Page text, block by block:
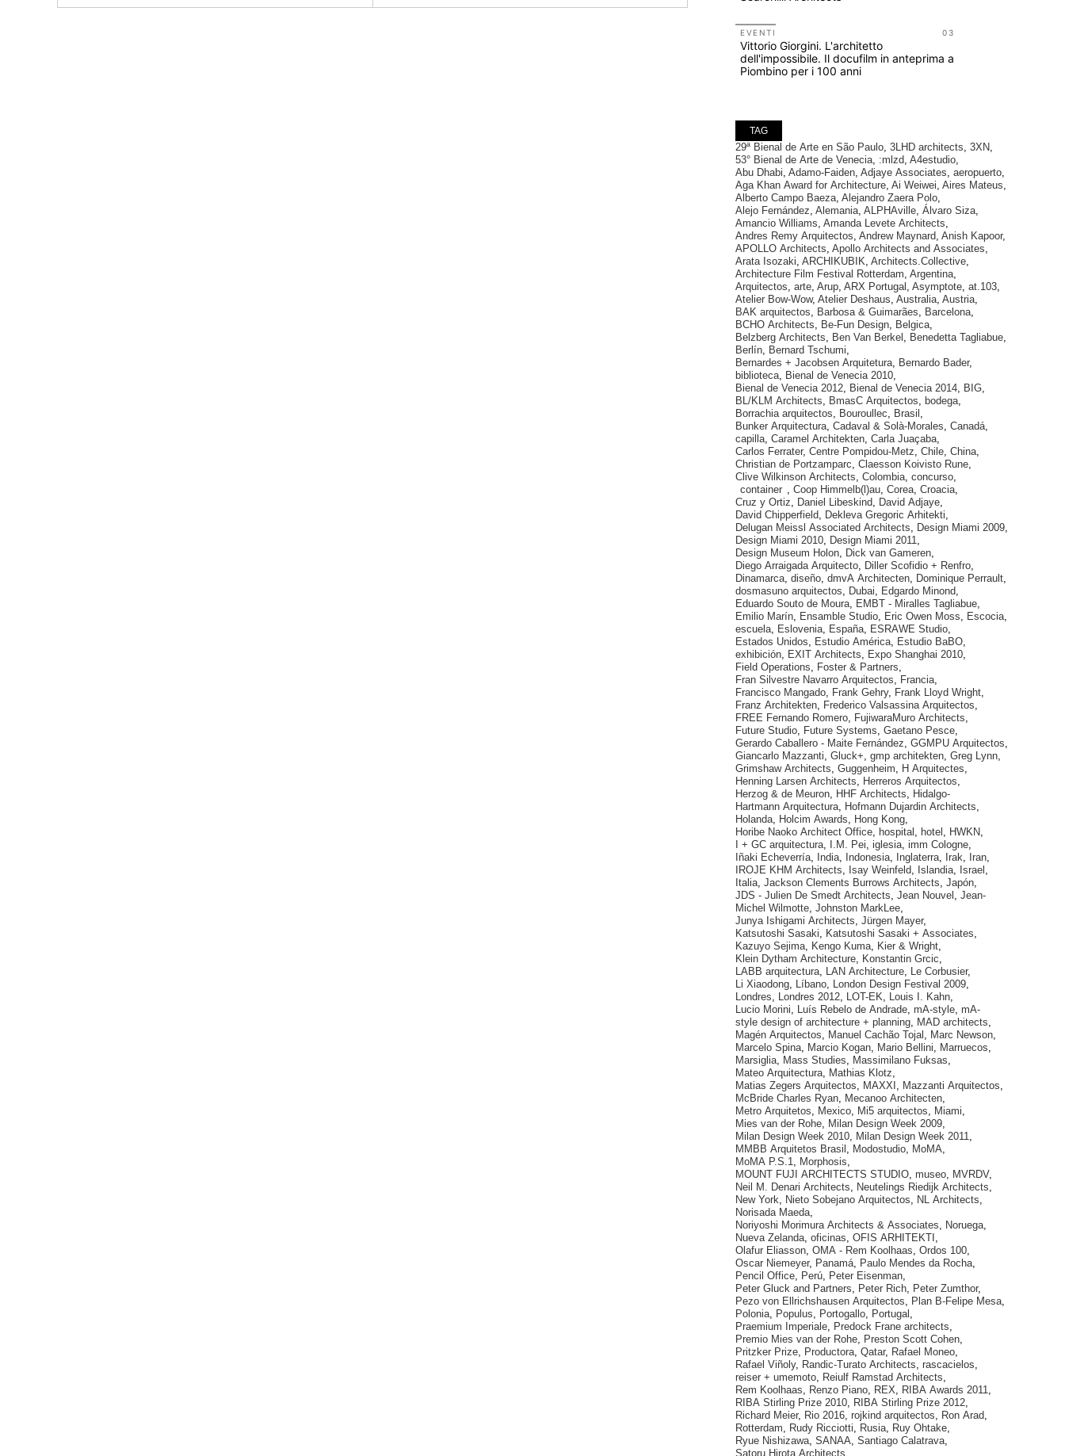
03
EVENTI
Vittorio Giorgini. L'architetto
dell'impossibile. Il docufilm in anteprima a
Piombino per i 100 anni
TAG
29ª Bienal de Arte en São Paulo, 3LHD architects, 3XN,
53° Bienal de Arte de Venecia, :mlzd, A4estudio,
Abu Dhabi, Adamo-Faiden, Adjaye Associates, aeropuerto,
Aga Khan Award for Architecture, Ai Weiwei, Aires Mateus,
Alberto Campo Baeza, Alejandro Zaera Polo,
Alejo Fernández, Alemania, ALPHAville, Álvaro Siza,
Amancio Williams, Amanda Levete Architects,
Andres Remy Arquitectos, Andrew Maynard, Anish Kapoor,
APOLLO Architects, Apollo Architects and Associates,
Arata Isozaki, ARCHIKUBIK, Architects.Collective,
Architecture Film Festival Rotterdam, Argentina,
Arquitectos, arte, Arup, ARX Portugal , Asymptote, at.103,
Atelier Bow-Wow, Atelier Deshaus, Australia, Austria,
BAK arquitectos, Barbosa & Guimarães, Barcelona,
BCHO Architects, Be-Fun Design, Belgica,
Belzberg Architects, Ben Van Berkel , Benedetta Tagliabue,
Berlín, Bernard Tschumi,
Bernardes + Jacobsen Arquitetura, Bernardo Bader,
biblioteca, Bienal de Venecia 2010,
Bienal de Venecia 2012, Bienal de Venecia 2014, BIG,
BL/KLM Architects, BmasC Arquitectos, bodega,
Borrachia arquitectos, Bouroullec, Brasil ,
Bunker Arquitectura, Cadaval & Solà-Morales, Canadá,
capilla, Caramel Architekten, Carla Juaçaba,
Carlos Ferrater, Centre Pompidou-Metz, Chile, China,
Christian de Portzamparc, Claesson Koivisto Rune,
Clive Wilkinson Architects, Colombia, concurso,
container , Coop Himmelb(l)au, Corea, Croacia,
Cruz y Ortiz, Daniel Libeskind, David Adjaye,
David Chipperfield, Dekleva Gregoric Arhitekti,
Delugan Meissl Associated Architects, Design Miami 2009,
Design Miami 2010, Design Miami 2011,
Design Museum Holon, Dick van Gameren,
Diego Arraigada Arquitecto, Diller Scofidio + Renfro,
Dinamarca, diseño, dmvA Architecten, Dominique Perrault,
dosmasuno arquitectos, Dubai, Edgardo Minond,
Eduardo Souto de Moura, EMBT - Miralles Tagliabue,
Emilio Marín, Ensamble Studio, Eric Owen Moss, Escocia,
escuela, Eslovenia, España, ESRAWE Studio,
Estados Unidos, Estudio América, Estudio BaBO,
exhibición, EXIT Architects, Expo Shanghai 2010,
Field Operations, Foster & Partners,
Fran Silvestre Navarro Arquitectos, Francia,
Francisco Mangado, Frank Gehry, Frank Lloyd Wright,
Franz Architekten, Frederico Valsassina Arquitectos,
FREE Fernando Romero, FujiwaraMuro Architects,
Future Studio, Future Systems, Gaetano Pesce,
Gerardo Caballero - Maite Fernández, GGMPU Arquitectos,
Giancarlo Mazzanti, Gluck+, gmp architekten, Greg Lynn,
Grimshaw Architects, Guggenheim, H Arquitectes,
Henning Larsen Architects, Herreros Arquitectos,
Herzog & de Meuron, HHF Architects, Hidalgo-
Hartmann Arquitectura, Hofmann Dujardin Architects,
Holanda, Holcim Awards, Hong Kong,
Horibe Naoko Architect Office, hospital , hotel , HWKN,
I + GC arquitectura, I.M. Pei, iglesia, imm Cologne,
Iñaki Echeverría, India, Indonesia, Inglaterra, Irak, Iran,
IROJE KHM Architects, Isay Weinfeld, Islandia, Israel ,
Italia, Jackson Clements Burrows Architects, Japón,
JDS - Julien De Smedt Architects, Jean Nouvel , Jean-
Michel Wilmotte, Johnston MarkLee,
Junya Ishigami Architects, Jürgen Mayer,
Katsutoshi Sasaki, Katsutoshi Sasaki + Associates,
Kazuyo Sejima, Kengo Kuma, Kier & Wright,
Klein Dytham Architecture, Konstantin Grcic,
LABB arquitectura, LAN Architecture, Le Corbusier,
Li Xiaodong, Líbano, London Design Festival 2009,
Londres, Londres 2012, LOT-EK, Louis I. Kahn,
Lucio Morini, Luís Rebelo de Andrade, mA-style, mA-
style design of architecture + planning, MAD architects,
Magén Arquitectos, Manuel Cachão Tojal , Marc Newson,
Marcelo Spina, Marcio Kogan, Mario Bellini, Marruecos,
Marsiglia, Mass Studies, Massimilano Fuksas,
Mateo Arquitectura, Mathias Klotz,
Matias Zegers Arquitectos, MAXXI , Mazzanti Arquitectos,
McBride Charles Ryan, Mecanoo Architecten,
Metro Arquitetos, Mexico, Mi5 arquitectos, Miami,
Mies van der Rohe, Milan Design Week 2009,
Milan Design Week 2010, Milan Design Week 2011,
MMBB Arquitetos Brasil , Modostudio, MoMA,
MoMA P.S.1, Morphosis,
MOUNT FUJI ARCHITECTS STUDIO, museo, MVRDV,
Neil M. Denari Architects, Neutelings Riedijk Architects,
New York, Nieto Sobejano Arquitectos, NL Architects,
Norisada Maeda,
Noriyoshi Morimura Architects & Associates, Noruega,
Nueva Zelanda, oficinas, OFIS ARHITEKTI ,
Olafur Eliasson, OMA - Rem Koolhaas, Ordos 100,
Oscar Niemeyer, Panamá, Paulo Mendes da Rocha,
Pencil Office, Perú, Peter Eisenman,
Peter Gluck and Partners, Peter Rich, Peter Zumthor,
Pezo von Ellrichshausen Arquitectos, Plan B-Felipe Mesa,
Polonia, Populus, Portogallo, Portugal ,
Praemium Imperiale, Predock Frane architects,
Premio Mies van der Rohe, Preston Scott Cohen,
Pritzker Prize, Productora, Qatar, Rafael Moneo,
Rafael Viñoly, Randic-Turato Architects, rascacielos,
reiser + umemoto, Reiulf Ramstad Architects,
Rem Koolhaas, Renzo Piano, REX, RIBA Awards 2011,
RIBA Stirling Prize 2010, RIBA Stirling Prize 2012,
Richard Meier, Rio 2016, rojkind arquitectos, Ron Arad,
Rotterdam, Rudy Ricciotti, Rusia, Ruy Ohtake,
Ryue Nishizawa, SANAA, Santiago Calatrava,
Satoru Hirota Architects,